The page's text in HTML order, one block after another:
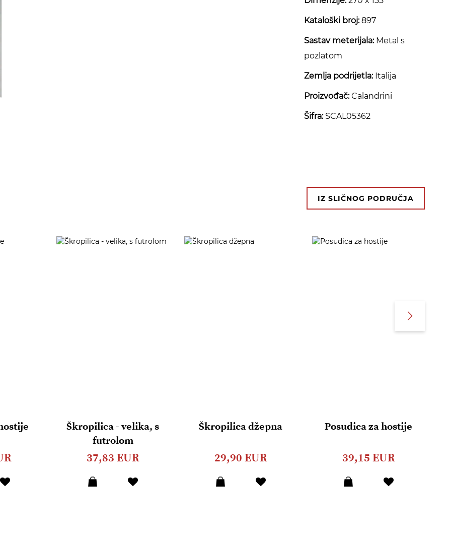
Kataloški broj:897
Sastav meterijala:Metal s
pozlatom
Zemlja podrijetla:Italija
Proizvođač:Calandrini
Šifra:SCAL05362
IZ SLIČNOG PODRUČJA
Škropilica - velika, s
futrolom
37,83 EUR
Škropilica džepna
29,90 EUR
Posudica za hostije
39,15 EUR